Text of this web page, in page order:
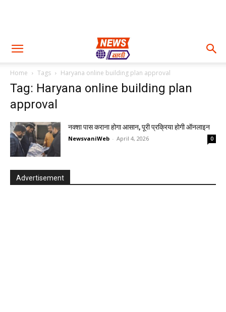
Home Tags Haryana online building plan approval
Tag: Haryana online building plan
approval
नक्शा पास कराना होगा आसान, पूरी प्रक्रिया होगी ऑनलाइन
NewsvaniWeb - April 4, 2026 0
Advertisement